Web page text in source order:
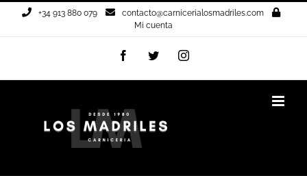
Saltar
+34 913 880 079
contacto@carnicerialosmadriles.com
Mi cuenta
FacebookTwitterInstagram